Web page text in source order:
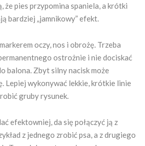
że pies przypomina spaniela, a krótki
bardziej „jamnikowy” efekt.
oczy, nos i obrożę. Trzeba
ostrożnie i nie dociskać
balona. Zbyt silny nacisk może
Lepiej wykonywać lekkie, krótkie linie
gruby rysunek.
efektowniej, da się połączyć ją z
z jednego zrobić psa, a z drugiego